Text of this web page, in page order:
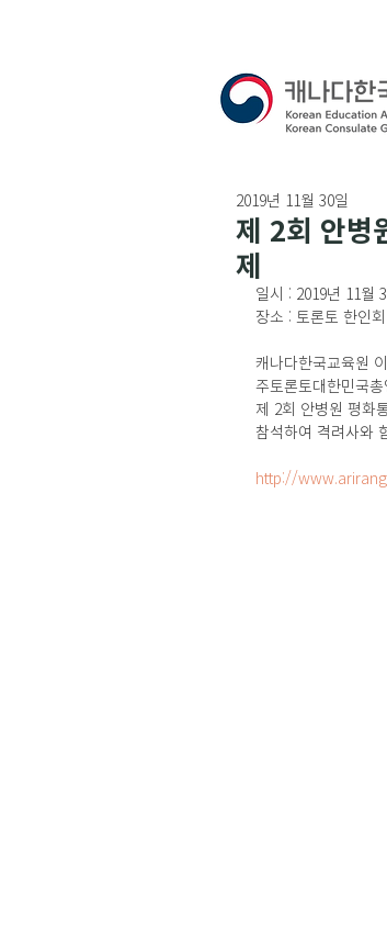
제 2회 안병
제
2019년 11월 30일
일시 : 2019년 11월
장소 : 토론토 한인
캐나다한국교육원
주토론토대한민국
제 2회 안병원 평화
참석하여 격려사와
http://